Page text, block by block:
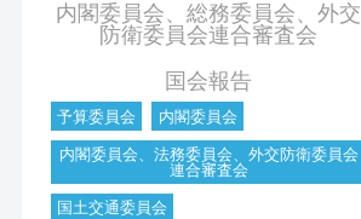
内閣委員会、総務委員会、外交
防衛委員会連合審査会
国会報告
予算委員会
内閣委員会
内閣委員会、法務委員会、外交防衛委員会
連合審査会
国土交通委員会